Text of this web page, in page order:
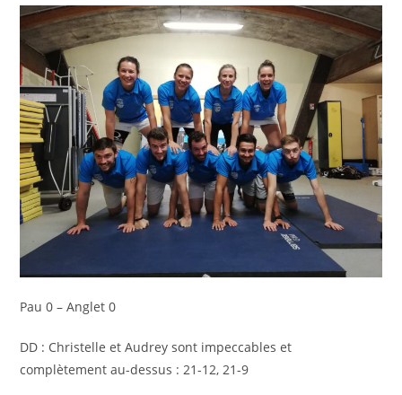
Pau 0 – Anglet 0
DD : Christelle et Audrey sont impeccables et
complètement au-dessus : 21-12, 21-9